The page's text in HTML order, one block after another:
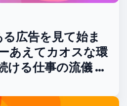
広告を見て始ま
あえてカオスな環
る仕事の流儀 ー
エー 大西正太さ